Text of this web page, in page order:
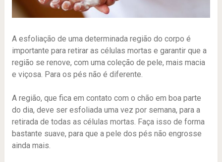
A esfoliação de uma determinada região do corpo é
importante para retirar as células mortas e garantir que a
região se renove, com uma coleção de pele, mais macia
e viçosa. Para os pés não é diferente.
A região, que fica em contato com o chão em boa parte
do dia, deve ser esfoliada uma vez por semana, para a
retirada de todas as células mortas. Faça isso de forma
bastante suave, para que a pele dos pés não engrosse
ainda mais.